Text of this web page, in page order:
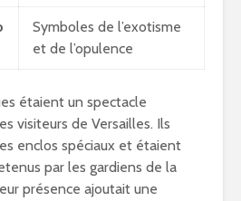
Symboles de l’exotisme
et de l’opulence
étaient un spectacle
visiteurs de Versailles. Ils
enclos spéciaux et étaient
par les gardiens de la
présence ajoutait une